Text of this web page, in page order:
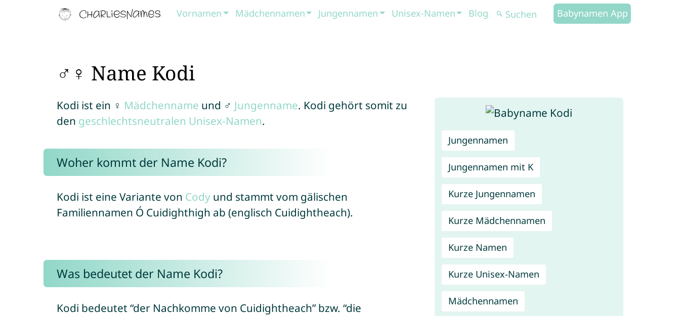
Vornamen Mädchennamen Jungennamen Unisex-Namen Blog Babynamen App
♂♀ Name Kodi
Jungennamen
Jungennamen mit K
Kurze Jungennamen
Kurze Mädchennamen
Kurze Namen
Kurze Unisex-Namen
Mädchennamen
Kodi ist ein ♀ Mädchenname und ♂ Jungenname. Kodi gehört somit zu
den geschlechtsneutralen Unisex-Namen.
Woher kommt der Name Kodi?
Kodi ist eine Variante von Codyund stammt vom gälischen
Familiennamen Ó Cuidighthigh ab (englisch Cuidightheach).
Was bedeutet der Name Kodi?
Kodi bedeutet “der Nachkomme von Cuidightheach” bzw. “die